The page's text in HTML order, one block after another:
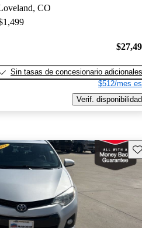
CO
Sin tasas de concesionario adicionales
$512/mes
Verif. disponibilidad